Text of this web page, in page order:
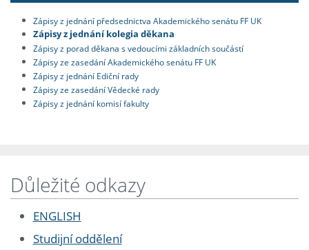
Zápisy z jednání předsednictva Akademického senátu FF UK
Zápisy z jednání kolegia děkana
Zápisy z porad děkana s vedoucími základních součástí
Zápisy ze zasedání Akademického senátu FF UK
Zápisy z jednání Ediční rady
Zápisy ze zasedání Vědecké rady
Zápisy z jednání komisí fakulty
Důležité odkazy
ENGLISH
Studijní oddělení